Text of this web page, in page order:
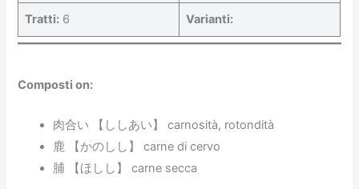
Tratti:6 Varianti:
Composti on:
肉合い 【ししあい】 carnosità, rotondità
鹿 【かのしし】 carne di cervo
脯 【ほしし】 carne secca